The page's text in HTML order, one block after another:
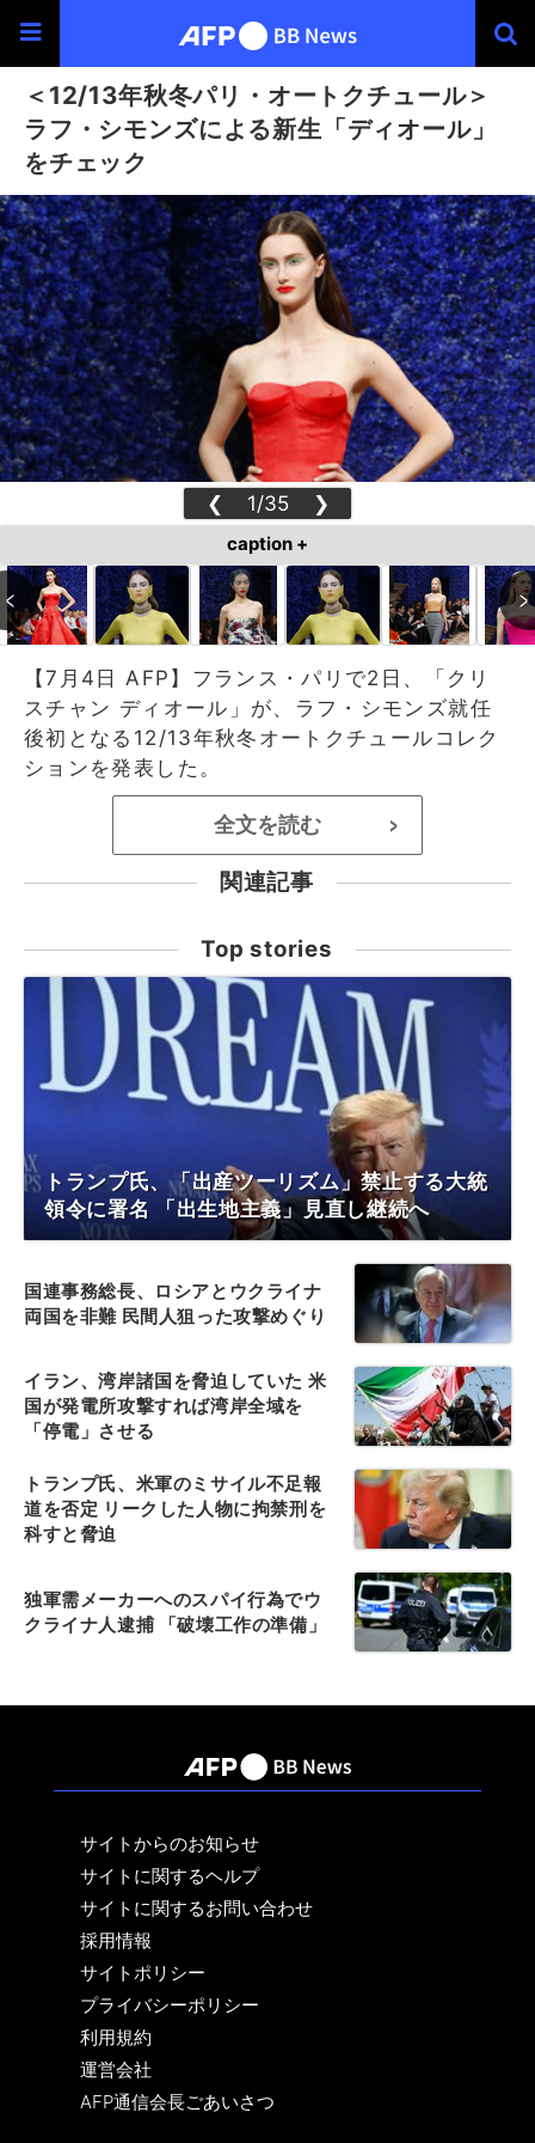
＜12/13年秋冬パリ・オートクチュール＞
ラフ・シモンズによる新生「ディオール」
をチェック
❮ 1/35 ❯
caption +
【7月4日 AFP】フランス・パリで2日、「クリ
スチャン ディオール」が、ラフ・シモンズ就任
後初となる12/13年秋冬オートクチュールコレク
ションを発表した。
全文を読む >
関連記事
Top stories
トランプ氏、「出産ツーリズム」禁止する大統
領令に署名 「出生地主義」見直し継続へ
国連事務総長、ロシアとウクライナ
両国を非難 民間人狙った攻撃めぐり
イラン、湾岸諸国を脅迫していた 米
国が発電所攻撃すれば湾岸全域を
「停電」させる
トランプ氏、米軍のミサイル不足報
道を否定 リークした人物に拘禁刑を
科すと脅迫
独軍需メーカーへのスパイ行為でウ
クライナ人逮捕 「破壊工作の準備」
サイトからのお知らせ
サイトに関するヘルプ
サイトに関するお問い合わせ
採用情報
サイトポリシー
プライバシーポリシー
利用規約
運営会社
AFP通信会長ごあいさつ